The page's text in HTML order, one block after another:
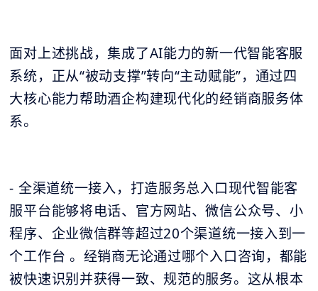
面对上述挑战，集成了AI能力的新一代智能客服
系统，正从“被动支撑”转向“主动赋能”，通过四
大核心能力帮助酒企构建现代化的经销商服务体
系。
- 全渠道统一接入，打造服务总入口现代智能客
服平台能够将电话、官方网站、微信公众号、小
程序、企业微信群等超过20个渠道统一接入到一
个工作台 。经销商无论通过哪个入口咨询，都能
被快速识别并获得一致、规范的服务。这从根本